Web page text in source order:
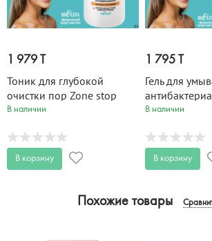
1 979 T
Тоник для глубокой
очистки пор Zone stop
ACNE 150 мл
В наличии
В корзину
1 795 T
Гель для
stop ACNE
В наличии
В корзину
Похожие товары